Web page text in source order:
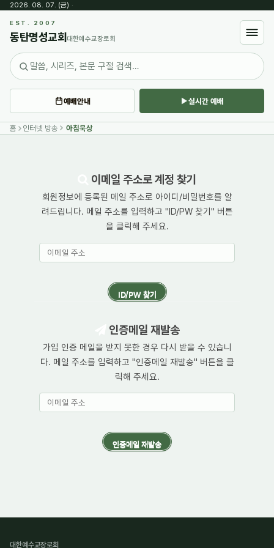
2026. 08. 07. (금) ·
EST. 2007
동탄명성교회 대한예수교장로회
예배안내 실시간 예배
홈 인터넷 방송 아침묵상
이메일 주소로 계정 찾기
회원정보에 등록된 메일 주소로 아이디/비밀번호를 알
려드립니다. 메일 주소를 입력하고 "ID/PW 찾기" 버튼
을 클릭해 주세요.
인증메일 재발송
가입 인증 메일을 받지 못한 경우 다시 받을 수 있습니
다. 메일 주소를 입력하고 "인증메일 재발송" 버튼을 클
릭해 주세요.
대한예수교장로회